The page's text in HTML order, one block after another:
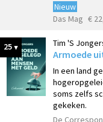
Nieuw
Das Mag €
25 Tim 'S
Armoede
In een land
soms zelfs
gekeken.
De